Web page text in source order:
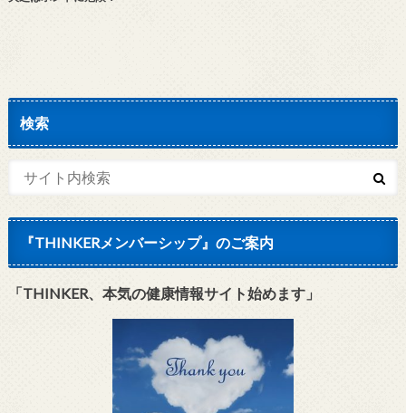
検索
『THINKERメンバーシップ』のご案内
「THINKER、本気の健康情報サイト始めます」